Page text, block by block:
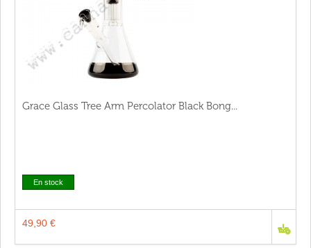
Grace Glass Tree Arm Percolator Black Bong...
En stock
49,90 €